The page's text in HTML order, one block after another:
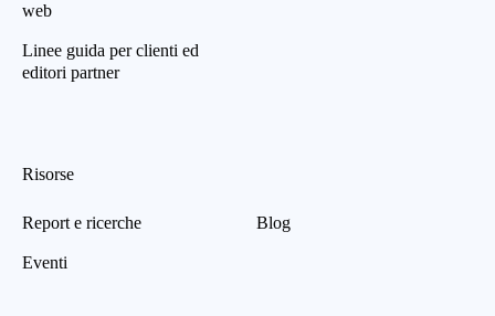
web
Linee guida per clienti ed
editori partner
Risorse
Report e ricerche
Eventi
Blog